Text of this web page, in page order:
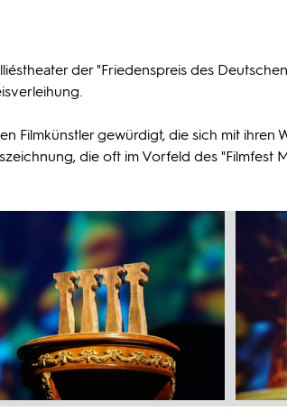
der "Friedenspreis des
Filmkünstler gewürdigt, die sich mit ihren
die oft im Vorfeld des "Filmfest